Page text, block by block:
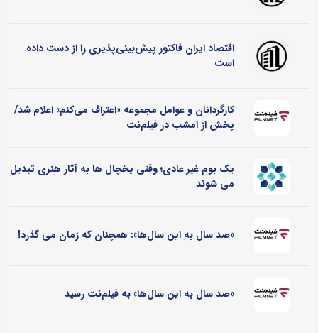
اقتصاد ایران فاکتور پیش‌بینی‌پذیری را از دست داده
است
کارگردانان و عوامل مجموعه «اعتراف می‌کنم» اعلام شد/
پخش از امشب در فیلم‌نت
یک بوم غیر عادی؛ وقتی یخچال ‌ها به آثار هنری تبدیل
می ‌شوند
«صد سال به این سال‌ها»: همچنان که زمان می گذرد!
«صد سال به این سال‌ها» به فیلم‌نت رسید